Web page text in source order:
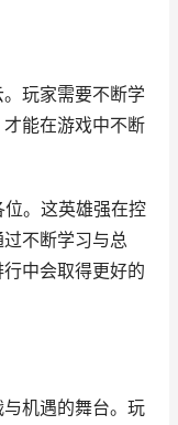
玩家需要不断学
能在游戏中不断
。这英雄强在控
不断学习与总
中会取得更好的
机遇的舞台。玩